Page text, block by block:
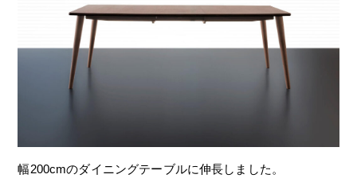
幅200cmのダイニングテーブルに伸長しました。